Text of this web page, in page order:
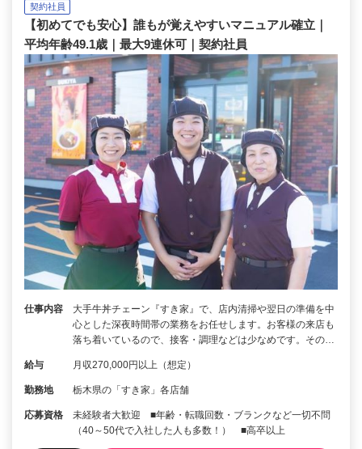
契約社員
【初めてでも安心】誰もが覚えやすいマニュアル確立｜
平均年齢49.1歳｜最大9連休可｜契約社員
仕事内容
大手牛丼チェーン『すき家』で、店内清掃や翌日の準備を中
心とした深夜時間帯の業務をお任せします。お客様の来店も
落ち着いているので、接客・調理などは少なめです。その…
給与 月収270,000円以上（想定）
勤務地 栃木県の「すき家」各店舗
応募資格
未経験者大歓迎 ■年齢・転職回数・ブランクなど一切不問
（40～50代で入社した人も多数！） ■高卒以上